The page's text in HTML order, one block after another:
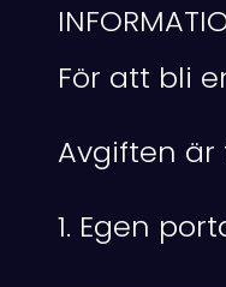
För att bli
Avgiften är
1. Egen